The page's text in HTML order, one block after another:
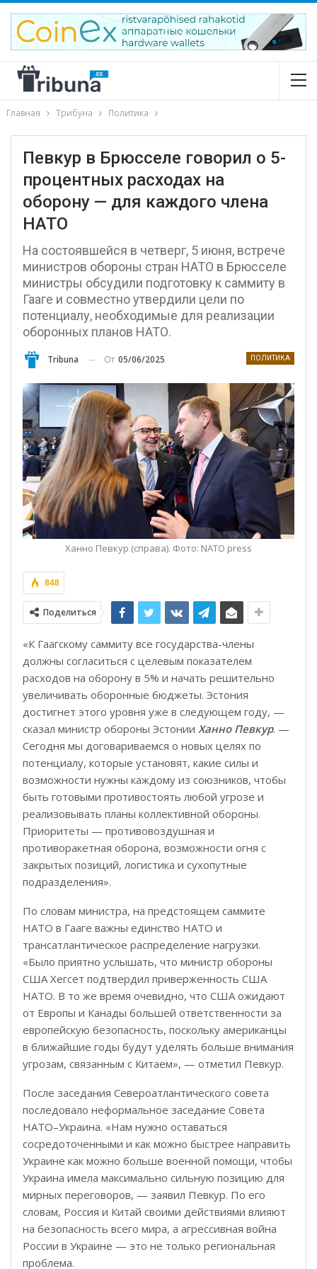
Главная Трибуна Политика
Певкур в Брюсселе говорил о 5-
процентных расходах на
оборону — для каждого члена
НАТО
На состоявшейся в четверг, 5 июня, встрече
министров обороны стран НАТО в Брюсселе
министры обсудили подготовку к саммиту в
Гааге и совместно утвердили цели по
потенциалу, необходимые для реализации
оборонных планов НАТО.
ПОЛИТИКА
Tribuna От 05/06/2025
Ханно Певкур (справа). Фото: NATO press
848
Поделиться
«К Гаагскому саммиту все государства-члены
должны согласиться с целевым показателем
расходов на оборону в 5% и начать решительно
увеличивать оборонные бюджеты. Эстония
достигнет этого уровня уже в следующем году, —
сказал министр обороны Эстонии Ханно Певкур. —
Сегодня мы договариваемся о новых целях по
потенциалу, которые установят, какие силы и
возможности нужны каждому из союзников, чтобы
быть готовыми противостоять любой угрозе и
реализовывать планы коллективной обороны.
Приоритеты — противовоздушная и
противоракетная оборона, возможности огня с
закрытых позиций, логистика и сухопутные
подразделения».
По словам министра, на предстоящем саммите
НАТО в Гааге важны единство НАТО и
трансатлантическое распределение нагрузки.
«Было приятно услышать, что министр обороны
США Хегсет подтвердил приверженность США
НАТО. В то же время очевидно, что США ожидают
от Европы и Канады большей ответственности за
европейскую безопасность, поскольку американцы
в ближайшие годы будут уделять больше внимания
угрозам, связанным с Китаем», — отметил Певкур.
После заседания Североатлантического совета
последовало неформальное заседание Совета
НАТО–Украина. «Нам нужно оставаться
сосредоточенными и как можно быстрее направить
Украине как можно больше военной помощи, чтобы
Украина имела максимально сильную позицию для
мирных переговоров, — заявил Певкур. По его
словам, Россия и Китай своими действиями влияют
на безопасность всего мира, а агрессивная война
России в Украине — это не только региональная
проблема.